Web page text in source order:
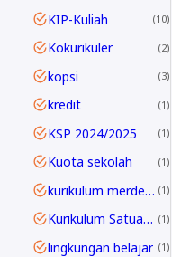
KIP-Kuliah 10
Kokurikuler 2
kopsi 3
kredit 1
KSP 2024/2025 1
Kuota sekolah 1
kurikulum merdeka 1
Kurikulum Satuan Pendidikan 1
lingkungan belajar 1